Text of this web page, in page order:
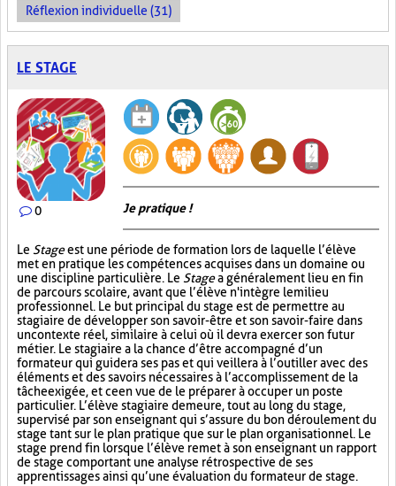
Réflexion individuelle (31)
LE STAGE
0 Je pratique !
Le Stageest une période de formation lors de laquelle l’élève
met en pratique les compétences acquises dans un domaine ou
une discipline particulière. Le Stagea généralement lieu en fin
de parcours scolaire, avant que l’élève n'intègre le milieu
professionnel. Le but principal du stage est de permettre au
stagiaire de développer son savoir-être et son savoir-faire dans
un contexte réel, similaire à celui où il devra exercer son futur
métier. Le stagiaire a la chance d’être accompagné d’un
formateur qui guidera ses pas et qui veillera à l’outiller avec des
éléments et des savoirs nécessaires à l’accomplissement de la
tâche exigée, et ce en vue de le préparer à occuper un poste
particulier. L’élève stagiaire demeure, tout au long du stage,
supervisé par son enseignant qui s’assure du bon déroulement du
stage tant sur le plan pratique que sur le plan organisationnel. Le
stage prend fin lorsque l’élève remet à son enseignant un rapport
de stage comportant une analyse rétrospective de ses
apprentissages ainsi qu’une évaluation du formateur de stage.